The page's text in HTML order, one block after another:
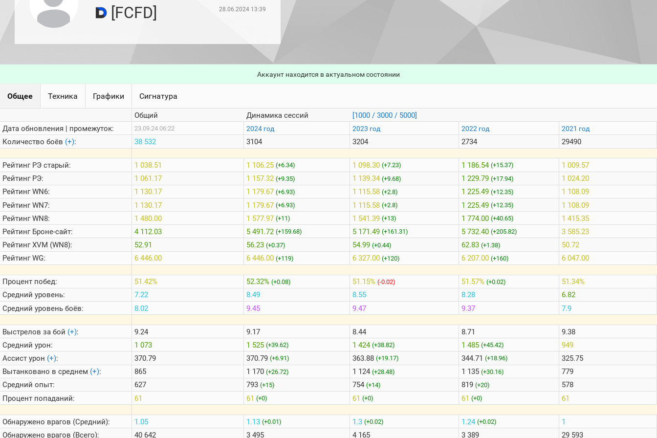
последние
1000
стримеров
Информация
Онлайн
Цветовая
шкала
Теlegram
ВК
Портал
Мира
[FCFD]
28.06.2024 13:39
Аккаунт находится в актуальном состоянии
Общее Техника Графики Сигнатура
Дата обновления | промежуток:
Количество боёв (+):
РейтингРЭ старый:
РейтингРЭ:
РейтингWN6:
РейтингWN7:
РейтингWN8:
РейтингБроне-сайт:
РейтингXVM (WN8):
РейтингWG:
Процент побед:
Средний уровень:
Средний уровень боёв:
Выстрелов за бой (+):
Средний урон:
Ассист урон (+):
Вытанковано в среднем (+):
Средний опыт:
Процент попаданий:
Обнаружено врагов (Средний):
Обнаружено врагов (Всего):
Общий
23.09.24 06:22
38 532
1 038.51
1 061.17
1 130.17
1 130.17
1 480.00
4 112.03
52.91
6 446.00
51.42%
7.22
8.02
9.24
1 073
370.79
865
627
61
1.05
40 642
Динамика сессий
2024 год
3104
1 106.25 (+6.34)
1 157.32 (+9.35)
1 179.67 (+6.93)
1 179.67 (+6.93)
1 577.97 (+11)
5 491.72 (+159.68)
56.23 (+0.37)
6 446.00 (+119)
52.32%(+0.08)
8.49
9.45
9.17
1 525(+39.62)
370.79(+6.91)
1 170(+26.72)
793(+15)
61(+0)
1.13(+0.01)
3 495
[1000 / 3000 / 5000]
2023 год
3204
1 098.30 (+7.23)
1 139.34 (+9.68)
1 115.58 (+2.8)
1 115.58 (+2.8)
1 541.39 (+13)
5 171.49 (+161.31)
54.99 (+0.44)
6 327.00 (+120)
51.15%(-0.02)
8.55
9.47
8.44
1 424(+38.82)
363.88(+19.17)
1 124(+28.48)
754(+14)
61(+0)
1.3(+0.02)
4 165
2022 год
2734
1 186.54 (+15.37)
1 229.79 (+17.94)
1 225.49 (+12.35)
1 225.49 (+12.35)
1 774.00 (+40.65)
5 732.40 (+205.82)
62.83 (+1.38)
6 207.00 (+160)
51.57% (+0.02)
8.28
9.37
8.71
1 485 (+45.42)
344.71 (+18.96)
1 135 (+30.16)
819 (+20)
61 (+0)
1.24 (+0.02)
3 389
2021 год
29490
1 009.57
1 024.20
1 108.09
1 108.09
1 415.35
3 585.23
50.72
6 047.00
51.34%
6.82
7.9
9.38
949
325.75
779
578
61
1
29 593